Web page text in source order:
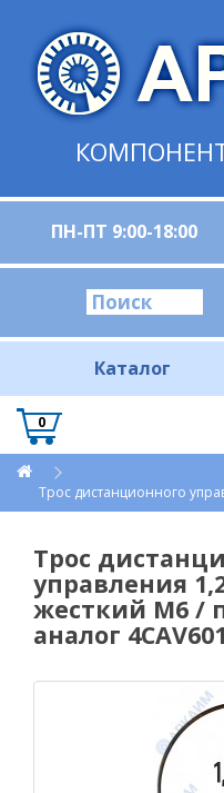
ПН-ПТ 9:00-18:00
Каталог
0
Трос дистанционного
Трос
управления
жесткий М6 /
аналог